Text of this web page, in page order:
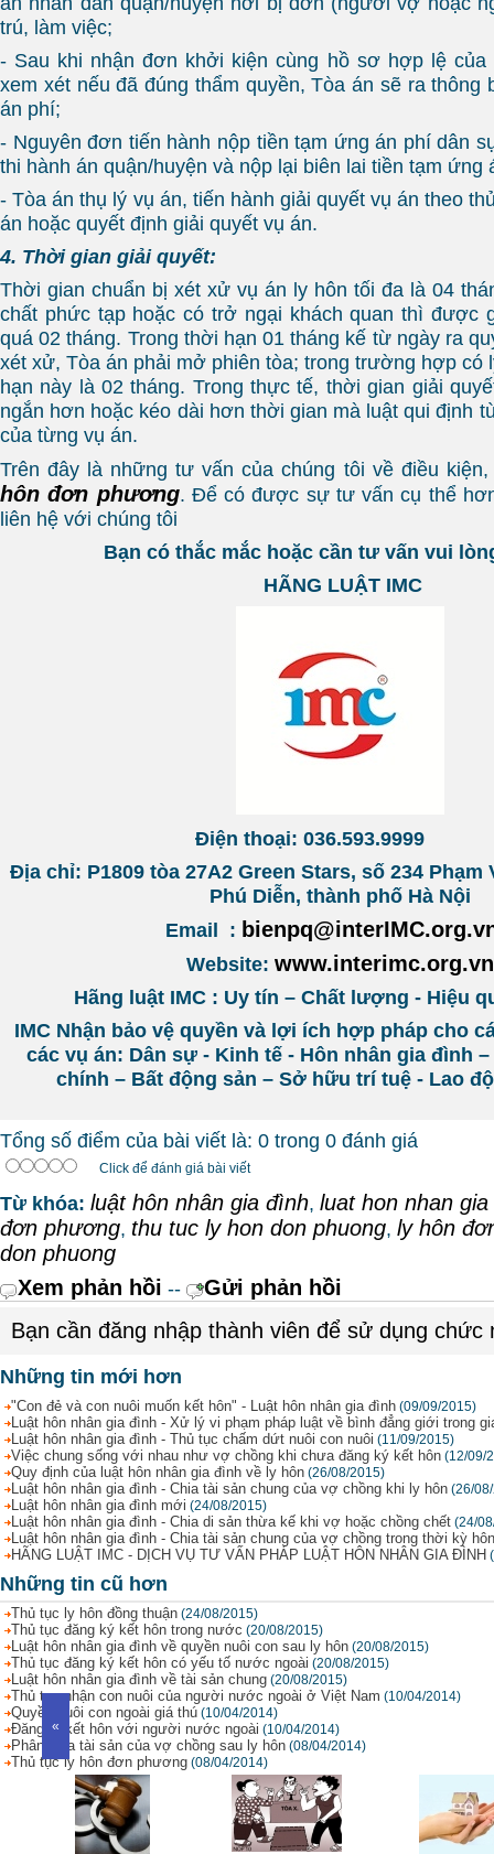
trú, làm việc;
- Sau khi nhận đơn khởi kiện cùng hồ sơ hợp lệ của
xem xét nếu đã đúng thẩm quyền, Tòa án sẽ ra thông
án phí;
- Nguyên đơn tiến hành nộp tiền tạm ứng án phí dân
thi hành án quận/huyện và nộp lại biên lai tiền tạm ứng
- Tòa án thụ lý vụ án, tiến hành giải quyết vụ án theo
án hoặc quyết định giải quyết vụ án.
4. Thời gian giải quyết:
Thời gian chuẩn bị xét xử vụ án ly hôn tối đa là 04
chất phức tạp hoặc có trở ngại khách quan thì được
quá 02 tháng. Trong thời hạn 01 tháng kế từ ngày ra
xét xử, Tòa án phải mở phiên tòa; trong trường hợp có
hạn này là 02 tháng. Trong thực tế, thời gian giải
ngắn hơn hoặc kéo dài hơn thời gian mà luật qui định
của từng vụ án.
Trên đây là những tư vấn của chúng tôi về điều
hôn đơn phương. Để có được sự tư vấn cụ thể
liên hệ với chúng tôi
Bạn có thắc mắc hoặc cần tư vấn vui
HÃNG LUẬT IMC
Điện thoại: 036.593.9999
Địa chỉ: P1809 tòa 27A2 Green Stars, số 234
Phú Diễn, thành phố Hà Nội
Email :
Website: www.interimc.org.vn
Hãng luật IMC : Uy tín – Chất lượng - Hiệu
IMC Nhận bảo vệ quyền và lợi ích hợp pháp cho
các vụ án: Dân sự - Kinh tế - Hôn nhân gia đình
chính – Bất động sản – Sở hữu trí tuệ - Lao
Tổng số điểm của bài viết là: 0 trong 0 đánh giá
Click để đánh giá bài viết
Từ khóa: luật hôn nhân gia đình, luat hon nhan gia
đơn phương, thu tuc ly hon don phuong, ly hôn
don phuong
Xem phản hồi --
Gửi phản hồi
Bạn cần đăng nhập thành viên để sử dụng chức
Những tin mới hơn
"Con đẻ và con nuôi muốn kết hôn" - Luật hôn nhân gia đình (09/09/2015)
Luật hôn nhân gia đình - Xử lý vi phạm pháp luật về bình đẳng giới trong
Luật hôn nhân gia đình - Thủ tục chấm dứt nuôi con nuôi (11/09/2015)
Việc chung sống với nhau như vợ chồng khi chưa đăng ký kết hôn (12/09/
Quy định của luật hôn nhân gia đình về ly hôn (26/08/2015)
Luật hôn nhân gia đình - Chia tài sản chung của vợ chồng khi ly hôn (26/
Luật hôn nhân gia đình mới (24/08/2015)
Luật hôn nhân gia đình - Chia di sản thừa kế khi vợ hoặc chồng chết (24/
Luật hôn nhân gia đình - Chia tài sản chung của vợ chồng trong thời kỳ
HÃNG LUẬT IMC - DỊCH VỤ TƯ VẤN PHÁP LUẬT HÔN NHÂN GIA ĐÌNH
Những tin cũ hơn
Thủ tục ly hôn đồng thuận (24/08/2015)
Thủ tục đăng ký kết hôn trong nước (20/08/2015)
Luật hôn nhân gia đình về quyền nuôi con sau ly hôn (20/08/2015)
Thủ tục đăng ký kết hôn có yếu tố nước ngoài (20/08/2015)
Luật hôn nhân gia đình về tài sản chung (20/08/2015)
Thủ tục nhận con nuôi của người nước ngoài ở Việt Nam (10/04/2014)
Quyền nuôi con ngoài giá thú (10/04/2014)
Đăng kí kết hôn với người nước ngoài (10/04/2014)
Phân chia tài sản của vợ chồng sau ly hôn (08/04/2014)
Thủ tục ly hôn đơn phương (08/04/2014)
«